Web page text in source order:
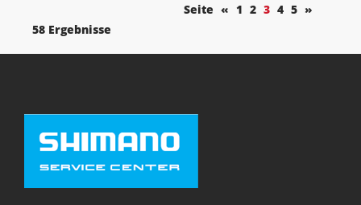
Seite « 1 2 3 4 5 »
58 Ergebnisse